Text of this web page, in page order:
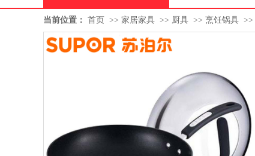
当前位置： 首页 >> 家居家具 >> 厨具 >> 烹饪锅具 >>